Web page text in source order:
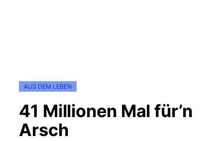
AUS DEM LEBEN
41 Millionen Mal für’n
Arsch